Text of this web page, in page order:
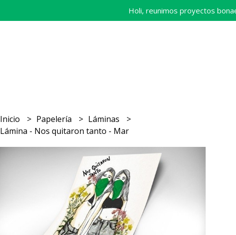
Holi, reunimos proyectos
Inicio Papelería
Láminas
Lámina - Nos quitaron tanto - Mar